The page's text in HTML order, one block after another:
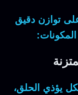
توازن دقيق
يؤذي الحلق،